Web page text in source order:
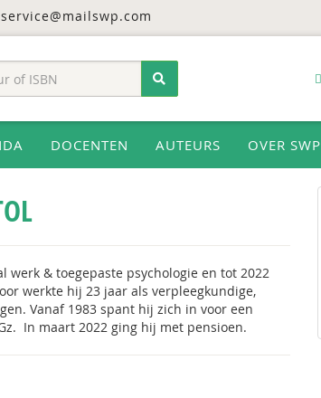
DOCENTEN AUTEURS OVER SWP
werk & toegepaste psychologie en tot 2022
werkte hij 23 jaar als verpleegkundige,
Vanaf 1983 spant hij zich in voor een
In maart 2022 ging hij met pensioen.